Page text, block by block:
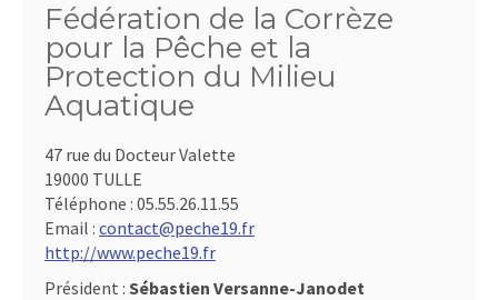
Fédération de la Corrèze
pour la Pêche et la
Protection du Milieu
Aquatique
47 rue du Docteur Valette
19000 TULLE
Téléphone : 05.55.26.11.55
Email : contact@peche19.fr
http://www.peche19.fr
Président : Sébastien Versanne-Janodet